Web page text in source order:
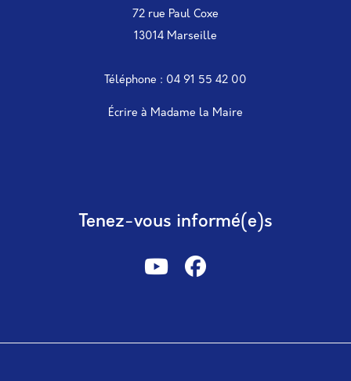
72 rue Paul Coxe
13014 Marseille
Téléphone : 04 91 55 42 00
Écrire à Madame la Maire
Tenez-vous informé(e)s